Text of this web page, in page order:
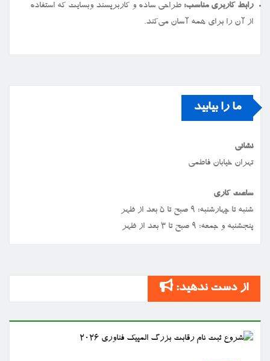
رابط کاربری مناسب: طراحی ساده و کاربرپسند وبسایت که استفاده
از آن را برای همه آسان می‌کند.
ما را بیابید
نشانی
تهران خیابان فاطمی
ساعت کاری
شنبه تا چهارشنبه: ۹ صبح تا ۵ بعد از ظهر
پنجشنبه و جمعه: ۹ صبح تا ۳ بعد از ظهر
از دست ندهید: